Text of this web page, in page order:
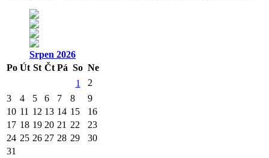
Srpen 2026
Po Út St Čt Pá So Ne
1
2
3
4 5 6 7 8
9
10 11 12 13 14 15
16
17 18 19 20 21 22
23
24 25 26 27 28 29
30
31